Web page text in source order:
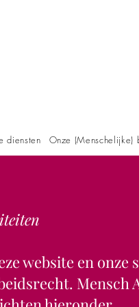
diensten Onze (Menschelijke)
website en
Mensch